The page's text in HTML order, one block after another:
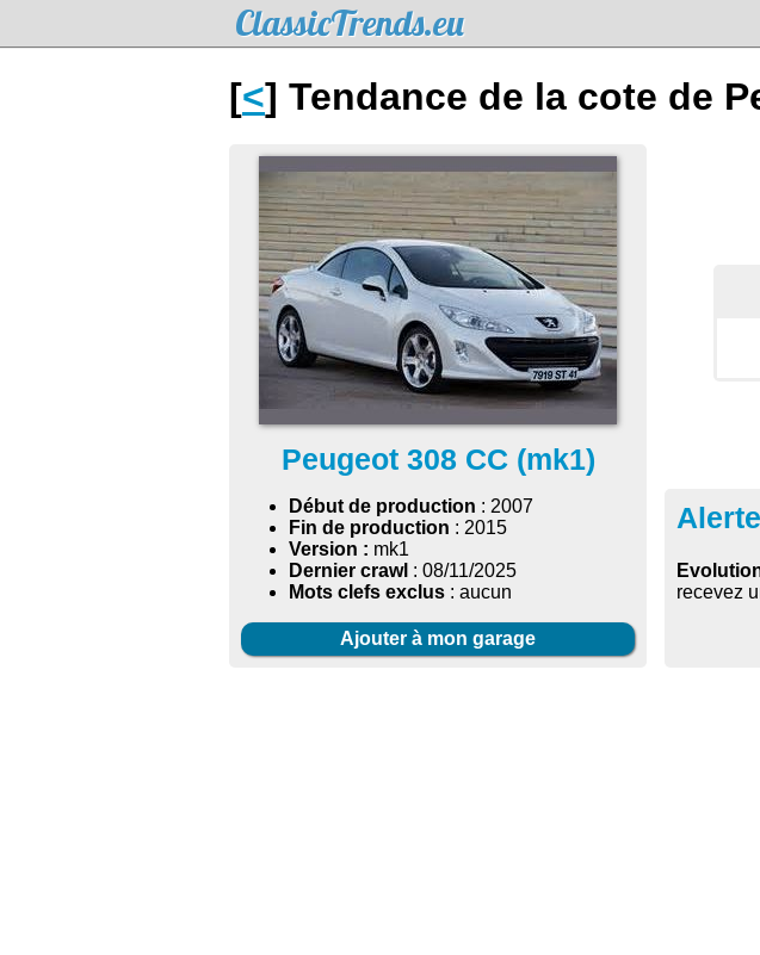
ClassicTrends.eu
[<] Tendance de la cote de
Peugeot 308 CC (mk1)
Début de production : 2007
Fin de production : 2015
Version : mk1
Dernier crawl : 08/11/2025
Mots clefs exclus : aucun
Ajouter à mon garage
recevez